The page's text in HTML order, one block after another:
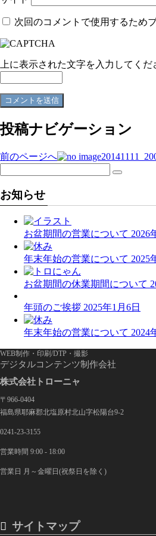
次回のコメントで使用するため
上に表示された文字を入力してくだ
投稿ナビゲーション
前のページへ
お知らせ
お盆期間の営業について 2026
年末年始の営業について 2025
お盆期間の休業期間について
年頭のご挨拶 2025年1月6日
年末年始の営業について 2024
WEB制作・印刷/DTP・撮影
デジタルコンテンツ制作会社
株式会社トローニャ
〒966-0404
福島県耶麻郡北塩原村北山字松陽台9-2
0241-23-3155
営業時間 9:00 - 18:00
営業日 月～金曜日(祝祭日を除く)
サイトマップ